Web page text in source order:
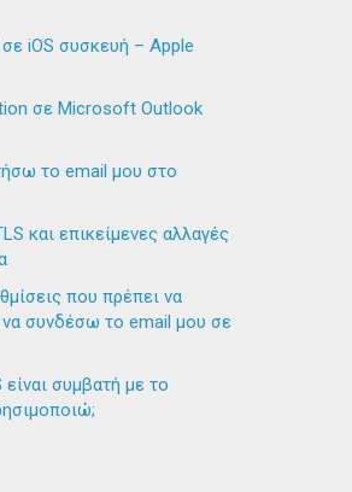
iOS συσκευή – Apple
σε Microsoft Outlook
το email μου στο
και επικείμενες αλλαγές
που πρέπει να
να συνδέσω το email μου σε
συμβατή με το